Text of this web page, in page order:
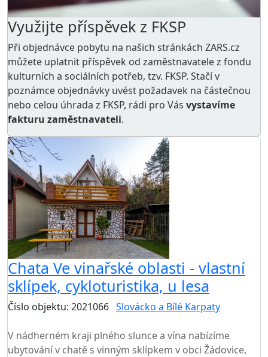
Využijte příspěvek z FKSP
Při objednávce pobytu na našich stránkách ZARS.cz
můžete uplatnit příspěvek od zaměstnavatele z fondu
kulturních a sociálních potřeb, tzv. FKSP. Stačí v
poznámce objednávky uvést požadavek na částečnou
nebo celou úhrada z FKSP, rádi pro Vás vystavíme
fakturu zaměstnavateli.
Chata Ve vinařské oblasti - vlastní
sklípek, cykloturistika, u lesa
Číslo objektu: 2021066 Slovácko a Bílé Karpaty
V nádherném kraji plného slunce a vína nabízíme
ubytování v chatě s vinným sklípkem v obci Žádovice,